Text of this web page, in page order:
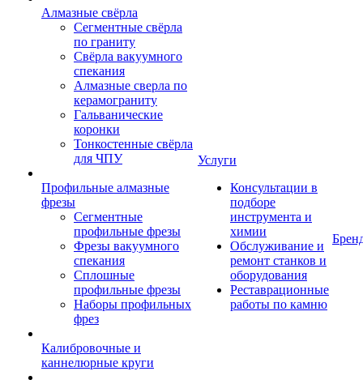
Алмазные свёрла
Сегментные свёрла
по граниту
Свёрла вакуумного
спекания
Алмазные сверла по
керамограниту
Гальванические
коронки
Тонкостенные свёрла
для ЧПУ
Профильные алмазные
фрезы
Сегментные
профильные фрезы
Фрезы вакуумного
спекания
Сплошные
профильные фрезы
Наборы профильных
фрез
Калибровочные и
каннелюрные круги
Услуги
Консультации в
подборе
инструмента и
химии
Обслуживание и
ремонт станков и
оборудования
Реставрационные
работы по камню